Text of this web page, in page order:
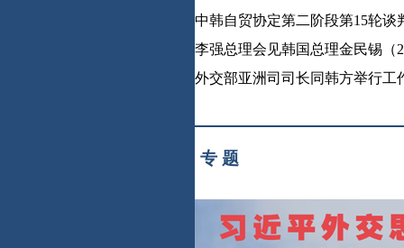
中韩自贸协定第二阶段第15轮谈
李强总理会见韩国总理金民锡（
外交部亚洲司司长同韩方举行工
专 题